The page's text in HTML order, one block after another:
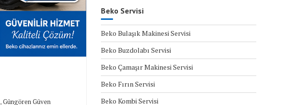
,Güngören Güven
Beko Servisi
Beko Bulaşık Makinesi Servisi
Beko Buzdolabı Servisi
Beko Çamaşır Makinesi Servisi
Beko Fırın Servisi
Beko Kombi Servisi